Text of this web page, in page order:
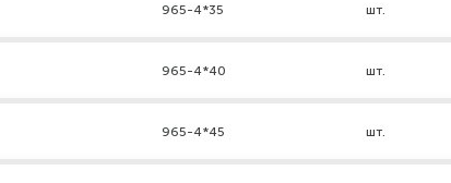
965-4*35 шт.
965-4*40 шт.
965-4*45 шт.